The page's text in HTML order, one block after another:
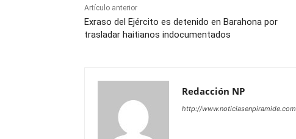
Artículo anterior
Exraso del Ejército es detenido en Barahona por
trasladar haitianos indocumentados
Redacción NP
http://www.noticiasenpiramide.com